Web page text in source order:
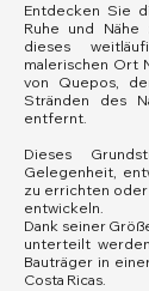
Entdecken Sie
Ruhe und
dieses
malerischen Ort
von Quepos,
Stränden des
entfernt.
Dieses
Gelegenheit,
zu errichten
entwickeln.
Dank seiner
unterteilt
Bauträger in
Costa Ricas.